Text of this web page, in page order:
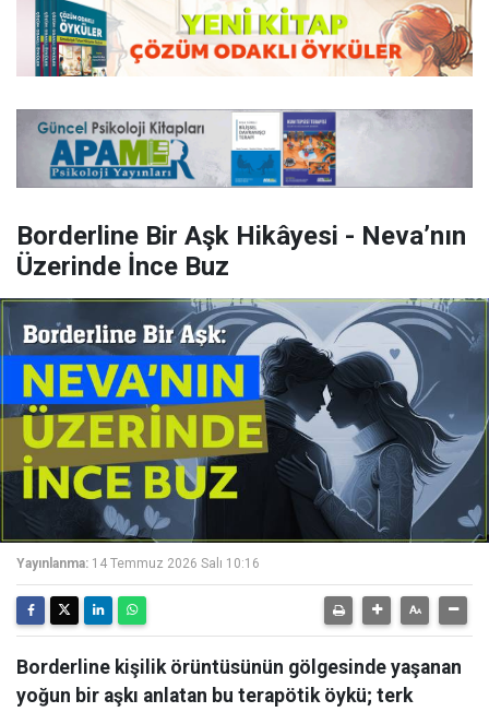
Borderline Bir Aşk Hikâyesi - Neva’nın
Üzerinde İnce Buz
Yayınlanma: 14 Temmuz 2026 Salı 10:16
Borderline kişilik örüntüsünün gölgesinde yaşanan
yoğun bir aşkı anlatan bu terapötik öykü; terk